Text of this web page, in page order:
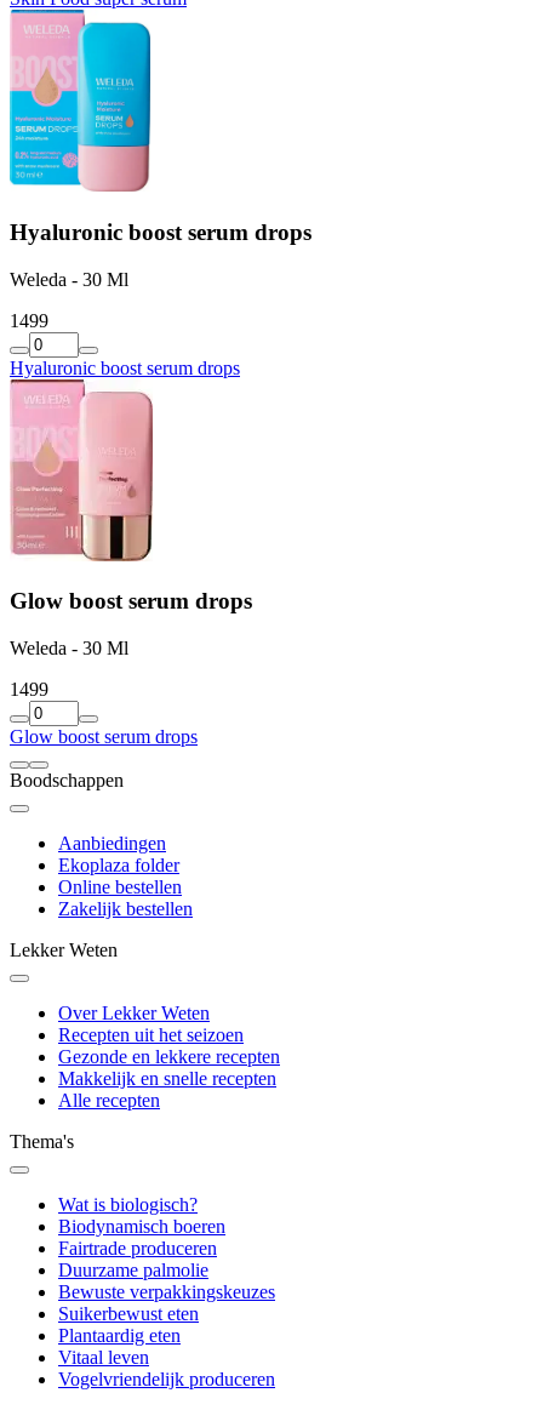
Hyaluronic boost serum drops
Weleda - 30 Ml
1499
Hyaluronic boost serum drops
Glow boost serum drops
Weleda - 30 Ml
1499
Glow boost serum drops
Boodschappen
Aanbiedingen
Ekoplaza folder
Online bestellen
Zakelijk bestellen
Lekker Weten
Over Lekker Weten
Recepten uit het seizoen
Gezonde en lekkere recepten
Makkelijk en snelle recepten
Alle recepten
Thema's
Wat is biologisch?
Biodynamisch boeren
Fairtrade produceren
Duurzame palmolie
Bewuste verpakkingskeuzes
Suikerbewust eten
Plantaardig eten
Vitaal leven
Vogelvriendelijk produceren